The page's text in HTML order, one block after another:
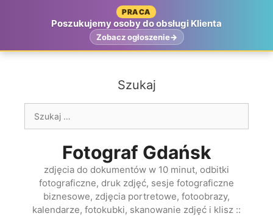
PRACA
Poszukujemy osoby do obsługi Klienta
Zobacz ogłoszenie
Szukaj
Fotograf Gdańsk
zdjęcia do dokumentów w 10 minut, odbitki
fotograficzne, druk zdjęć, sesje fotograficzne
biznesowe, zdjęcia portretowe, fotoobrazy,
kalendarze, fotokubki, skanowanie zdjęć i klisz ::